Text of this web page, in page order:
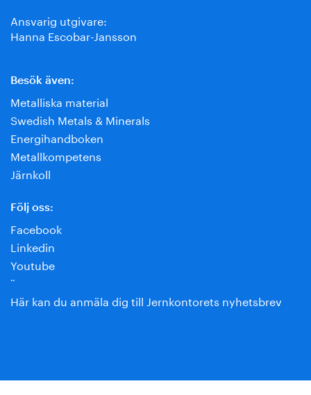
Ansvarig utgivare:
Hanna Escobar-Jansson
Besök även:
Metalliska material
Swedish Metals & Minerals
Energihandboken
Metallkompetens
Järnkoll
Följ oss:
Facebook
Linkedin
Youtube
¨
Här kan du anmäla dig till Jernkontorets nyhetsbrev